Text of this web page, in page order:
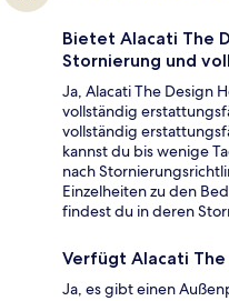
Bietet Alacati The
Stornierung und
Ja, Alacati The Design
vollständig
vollständig
kannst du bis wenige
nach
Einzelheiten zu den
findest du in deren
Verfügt Alacati
Ja, es gibt einen